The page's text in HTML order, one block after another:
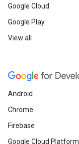
Google Cloud
Google Play
View all
Android
Chrome
Firebase
Google Cloud Platform